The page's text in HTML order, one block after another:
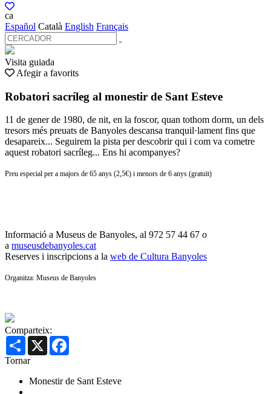
ca
Español Català English Français
Visita guiada
Afegir a favorits
Robatori sacríleg al monestir de Sant Esteve
11 de gener de 1980, de nit, en la foscor, quan tothom dorm, un dels
tresors més preuats de Banyoles descansa tranquil·lament fins que
desapareix... Seguirem la pista per descobrir qui i com va cometre
aquest robatori sacríleg... Ens hi acompanyes?
Preu especial per a majors de 65 anys (2,5€) i menors de 6 anys (gratuït)
Informació a Museus de Banyoles, al 972 57 44 67 o
a museusdebanyoles.cat
Reserves i inscripcions a la web de Cultura Banyoles
Organitza: Museus de Banyoles
Comparteix:
Share X
Tornar
Monestir de Sant Esteve